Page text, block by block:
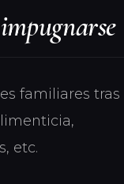
familiares tras
etc.